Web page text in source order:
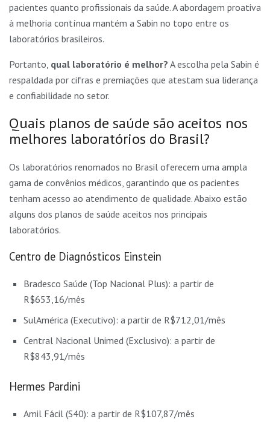
pacientes quanto profissionais da saúde. A abordagem proativa
à melhoria contínua mantém a Sabin no topo entre os
laboratórios brasileiros.
Portanto, qual laboratório é melhor? A escolha pela Sabin é
respaldada por cifras e premiações que atestam sua liderança
e confiabilidade no setor.
Quais planos de saúde são aceitos nos
melhores laboratórios do Brasil?
Os laboratórios renomados no Brasil oferecem uma ampla
gama de convênios médicos, garantindo que os pacientes
tenham acesso ao atendimento de qualidade. Abaixo estão
alguns dos planos de saúde aceitos nos principais
laboratórios.
Centro de Diagnósticos Einstein
Bradesco Saúde (Top Nacional Plus): a partir de
R$653,16/mês
SulAmérica (Executivo): a partir de R$712,01/mês
Central Nacional Unimed (Exclusivo): a partir de
R$843,91/mês
Hermes Pardini
Amil Fácil (S40): a partir de R$107,87/mês